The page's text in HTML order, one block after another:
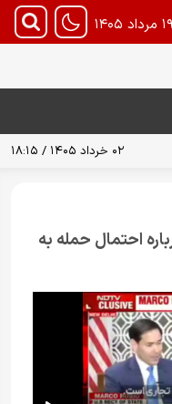
۱۹ مرداد ۱۴۰۵
۰۲ خرداد ۱۴۰۵ / ۱۸:۱۵
احتمال حمله به